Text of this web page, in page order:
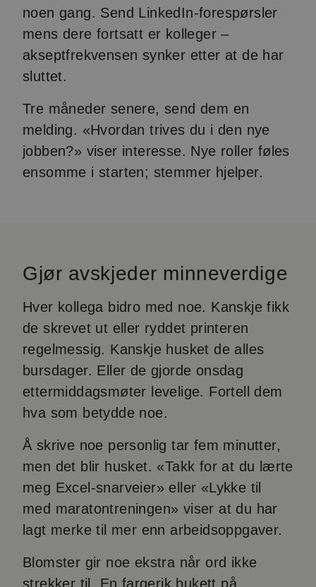
noen gang. Send LinkedIn-forespørsler
mens dere fortsatt er kolleger –
akseptfrekvensen synker etter at de har
sluttet.
Tre måneder senere, send dem en
melding. «Hvordan trives du i den nye
jobben?» viser interesse. Nye roller føles
ensomme i starten; stemmer hjelper.
Gjør avskjeder minneverdige
Hver kollega bidro med noe. Kanskje fikk
de skrevet ut eller ryddet printeren
regelmessig. Kanskje husket de alles
bursdager. Eller de gjorde onsdag
ettermiddagsmøter levelige. Fortell dem
hva som betydde noe.
Å skrive noe personlig tar fem minutter,
men det blir husket. «Takk for at du lærte
meg Excel-snarveier» eller «Lykke til
med maratontreningen» viser at du har
lagt merke til mer enn arbeidsoppgaver.
Blomster gir noe ekstra når ord ikke
strekker til. En fargerik bukett på